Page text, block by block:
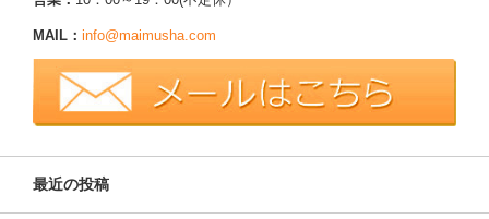
MAIL： info@maimusha.com
最近の投稿